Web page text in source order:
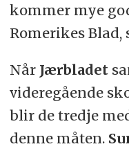
kommer mye
Romerikes Blad,
Når Jærbladet
videregående
blir de tredje
denne måten.